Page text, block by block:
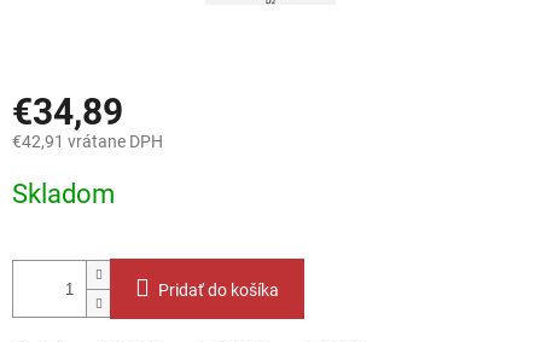
€34,89
€42,91 vrátane DPH
cena:
Skladom
Pridať do košíka